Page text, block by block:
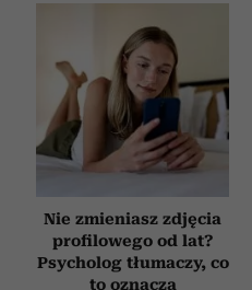
Nie zmieniasz zdjęcia
profilowego od lat?
Psycholog tłumaczy, co
to oznacza